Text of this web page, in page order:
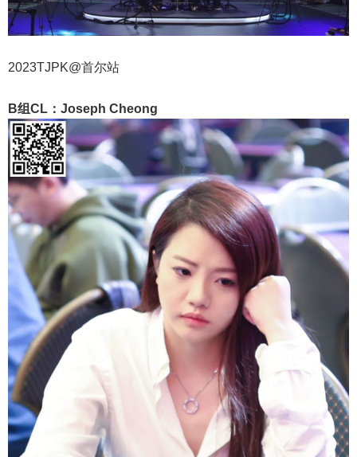
2023TJPK@首尔站
B组CL：Joseph Cheong